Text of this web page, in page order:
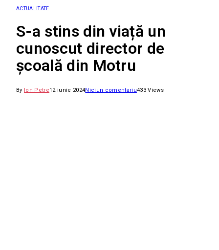
ACTUALITATE
S-a stins din viață un
cunoscut director de
școală din Motru
By Ion Petre12 iunie 2024Niciun comentariu433Views